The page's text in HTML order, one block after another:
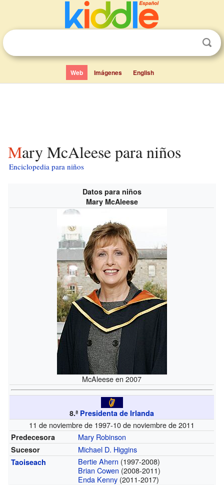
Web Imágenes English
Mary McAleese para niños
Enciclopedia para niños
Datos para niños
Mary McAleese
McAleese en 2007
8.ª Presidenta de Irlanda
11 de noviembre de 1997-10 de noviembre de 2011
Predecesora Mary Robinson
Sucesor Michael D. Higgins
Taoiseach Bertie Ahern (1997-2008)
Brian Cowen (2008-2011)
Enda Kenny (2011-2017)